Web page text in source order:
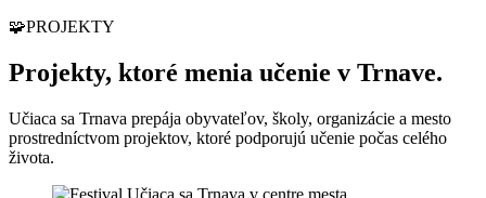
🧩PROJEKTY
Projekty, ktoré menia učenie v Trnave.
Učiaca sa Trnava prepája obyvateľov, školy, organizácie a mesto
prostredníctvom projektov, ktoré podporujú učenie počas celého
života.